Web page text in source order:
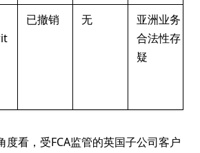
已撤销 无
亚洲业务
合法性存
疑
度看，受FCA监管的英国子公司客户